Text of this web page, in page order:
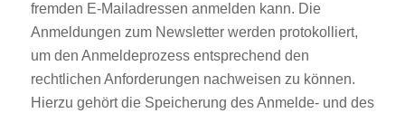
fremden E-Mailadressen anmelden kann. Die
Anmeldungen zum Newsletter werden protokolliert,
um den Anmeldeprozess entsprechend den
rechtlichen Anforderungen nachweisen zu können.
Hierzu gehört die Speicherung des Anmelde- und des